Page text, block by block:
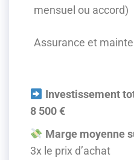
mensuel ou accord)
Assurance et
Investissement
8 500 €
Marge moyenne
3x le prix d’achat